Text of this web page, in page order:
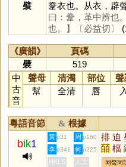
襞
韏衣也。从衣，辟聲
曰：韏，革中辨也
也。】
〔必益切〕
《廣韻》 頁碼
襞
519
中
古
音
聲母 清濁 部位 聲
幫
全清 唇
粵語音節 & 根據
bik1
黃 p31 周 p160 排 迫
皕 楅
綼 腷
李 p341 何 p225
HKLS 人文 同聲同